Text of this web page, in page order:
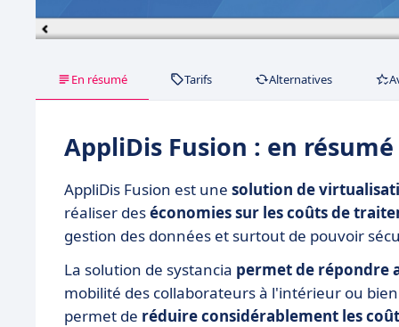
En résumé Tarifs Alternatives
AppliDis Fusion : en résumé
AppliDis Fusion est une solution de
réaliser deséconomies sur les coûts de
gestion des données et surtout de pouvoir
La solution de systancia permet de répondre
mobilité des collaborateurs à l'intérieur ou
permet de réduire considérablement les